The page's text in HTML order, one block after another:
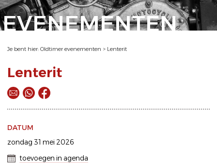
EVENEMENTEN
Je bent hier: Oldtimer evenementen > Lenterit
Lenterit
DATUM
zondag 31 mei 2026
toevoegen in agenda